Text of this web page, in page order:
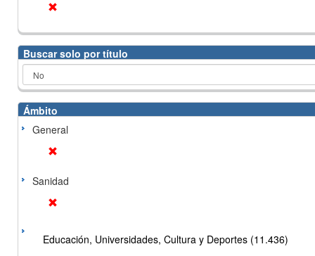
Buscar solo por título
Ámbito
General
Sanidad
Educación, Universidades, Cultura y Deportes (11.436)